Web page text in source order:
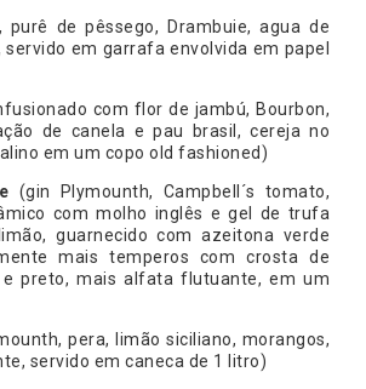
purê de pêssego, Drambuie, agua de
em garrafa envolvida em papel
com flor de jambú, Bourbon,
de canela e pau brasil, cereja no
em um copo old fashioned)
(gin Plymounth, Campbell´s tomato,
com molho inglês e gel de trufa
guarnecido com azeitona verde
mais temperos com crosta de
e preto, mais alfata flutuante, em um
pera, limão siciliano, morangos,
servido em caneca de 1 litro)